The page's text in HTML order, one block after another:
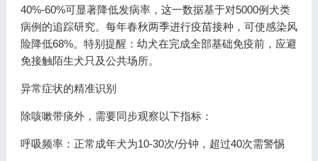
40%-60%可显著降低发病率，这一数据基于对5000例犬类
病例的追踪研究。每年春秋两季进行疫苗接种，可使感染风
险降低68%。特别提醒：幼犬在完成全部基础免疫前，应避
免接触陌生犬只及公共场所。
异常症状的精准识别
除咳嗽带痰外，需要同步观察以下指标：
呼吸频率：正常成年犬为10-30次/分钟，超过40次需警惕